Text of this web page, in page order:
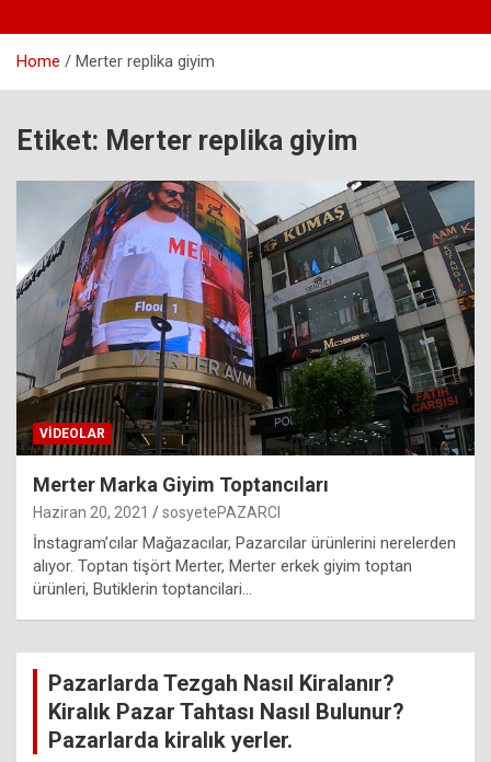
Home Merter replika giyim
Etiket: Merter replika giyim
VIDEOLAR
Merter Marka Giyim Toptancıları
Haziran 20, 2021 sosyetePAZARCI
İnstagram’cılar Mağazacılar, Pazarcılar ürünlerini nerelerden
alıyor. Toptan tişört Merter, Merter erkek giyim toptan
ürünleri, Butiklerin toptancilari…
Pazarlarda Tezgah Nasıl Kiralanır?
Kiralık Pazar Tahtası Nasıl Bulunur?
Pazarlarda kiralık yerler.